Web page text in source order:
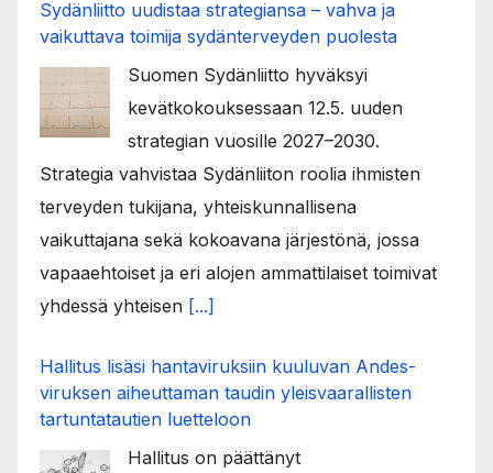
Sydänliitto uudistaa strategiansa – vahva ja
vaikuttava toimija sydänterveyden puolesta
Suomen Sydänliitto hyväksyi
kevätkokouksessaan 12.5. uuden
strategian vuosille 2027–2030.
Strategia vahvistaa Sydänliiton roolia ihmisten
terveyden tukijana, yhteiskunnallisena
vaikuttajana sekä kokoavana järjestönä, jossa
vapaaehtoiset ja eri alojen ammattilaiset toimivat
yhdessä yhteisen [...]
Hallitus lisäsi hantaviruksiin kuuluvan Andes-
viruksen aiheuttaman taudin yleisvaarallisten
tartuntatautien luetteloon
Hallitus on päättänyt